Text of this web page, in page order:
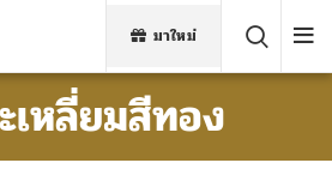
มาใหม่
เหลี่ยมสีทอง